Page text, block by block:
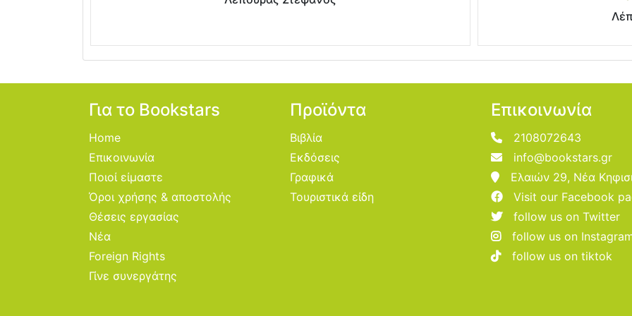
Για το Bookstars
Home
Επικοινωνία
Ποιοί είμαστε
Όροι χρήσης & αποστολής
Θέσεις εργασίας
Νέα
Foreign Rights
Γίνε συνεργάτης
Προϊόντα
Βιβλία
Εκδόσεις
Γραφικά
Τουριστικά είδη
Επικοινωνία
2108072643
info@bookstars.gr
Ελαιών 29, Νέα
Visit our Facebook
follow us on Twitter
follow us on
follow us on tiktok